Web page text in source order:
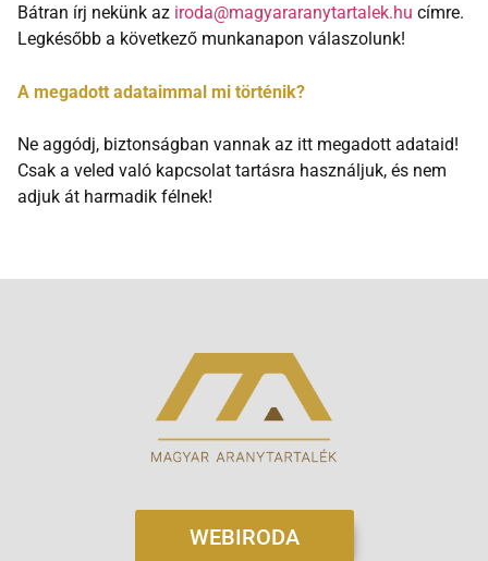
Bátran írj nekünk az iroda@magyararanytartalek.hu címre.
Legkésőbb a következő munkanapon válaszolunk!
A megadott adataimmal mi történik?
Ne aggódj, biztonságban vannak az itt megadott adataid!
Csak a veled való kapcsolat tartásra használjuk, és nem
adjuk át harmadik félnek!
WEBIRODA